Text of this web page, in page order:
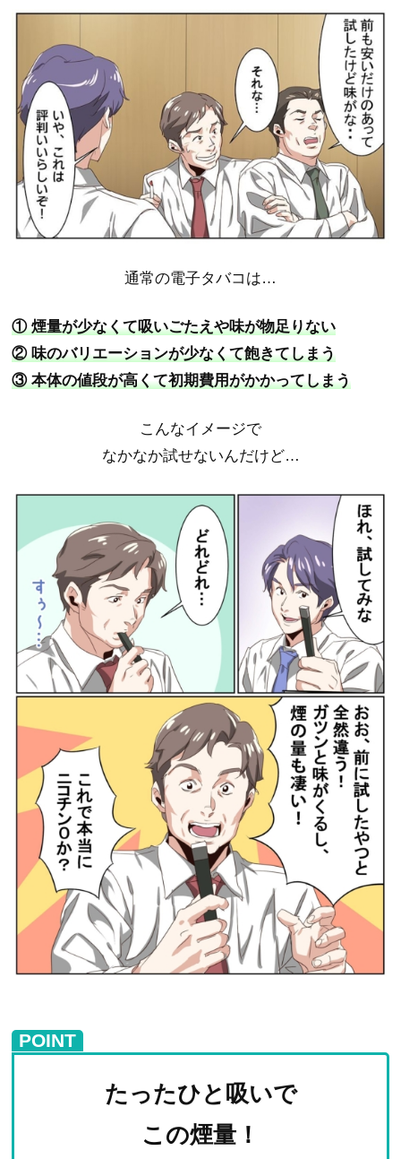
通常の電子タバコは…
① 煙量が少なくて吸いごたえや味が物足りない
② 味のバリエーションが少なくて飽きてしまう
③ 本体の値段が高くて初期費用がかかってしまう
こんなイメージで
なかなか試せないんだけど…
POINT
たったひと吸いで
この煙量！